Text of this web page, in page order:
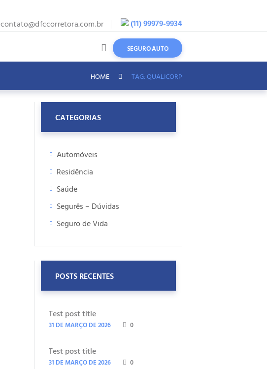
(11) 99979-9934
contato@dfccorretora.com.br
SEGURO AUTO
HOME TAG: QUALICORP
CATEGORIAS
Automóveis
Residência
Saúde
Segurês – Dúvidas
Seguro de Vida
POSTS RECENTES
Test post title
31 DE MARÇO DE 2026 0
Test post title
31 DE MARÇO DE 2026 0